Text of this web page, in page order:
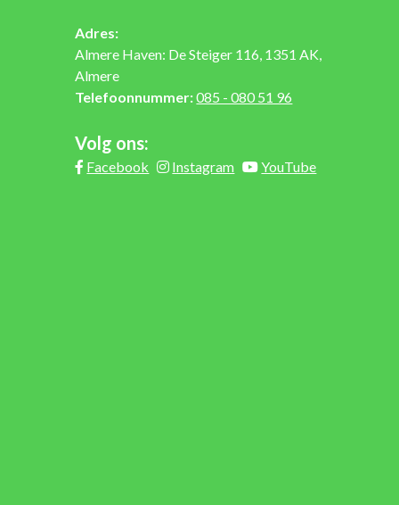
Adres:
Almere Haven: De Steiger 116, 1351 AK,
Almere
Telefoonnummer:085 - 080 51 96
Volg ons:
Facebook Instagram YouTube